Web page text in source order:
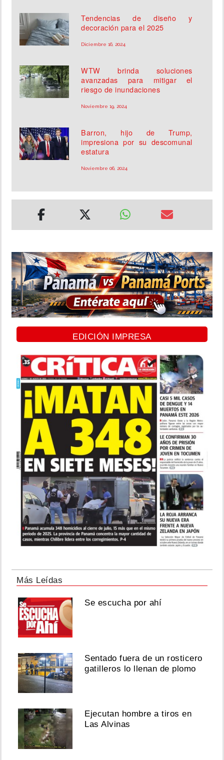
Tendencias de diseño y
decoración para el 2025
Diciembre 16, 2024
WTW brinda soluciones
avanzadas para mitigar el
riesgo de inundaciones
Noviembre 19, 2024
Barron, hijo de Trump,
impresiona por su descomunal
estatura
Noviembre 06, 2024
EDICIÓN IMPRESA
Más Leídas
Se escucha por ahí
Sentado fuera de un rosticero
gatilleros lo llenan de plomo
Ejecutan hombre a tiros en
Las Alvinas